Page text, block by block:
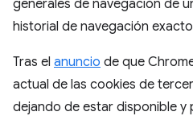
generales de navegación de
historial de navegación
Tras el anuncio de que
actual de las cookies de
dejando de estar disponible y